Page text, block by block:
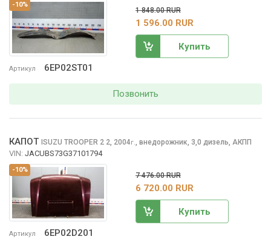
-10%
Артикул 6EP02ST01
1 848.00 RUR
1 596.00 RUR
Купить
Позвонить
-10%
Артикул 6EP02D201
КАПОТ ISUZU TROOPER 2 2, 2004г., внедорожник, 3,0 дизель, АКПП
VIN: JACUBS73G37101794
7 476.00 RUR
6 720.00 RUR
Купить